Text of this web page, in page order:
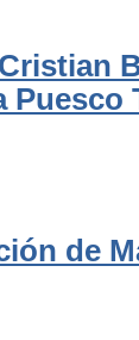
de